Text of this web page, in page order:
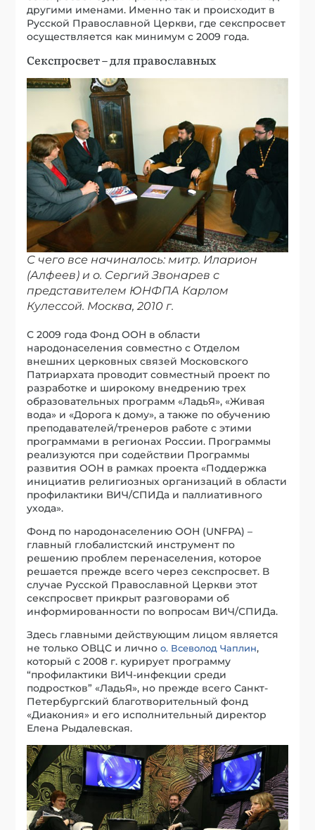
другими именами. Именно так и происходит в
Русской Православной Церкви, где секспросвет
осуществляется как минимум с 2009 года.
Секспросвет – для православных
С чего все начиналось: митр. Иларион
(Алфеев) и о. Сергий Звонарев с
представителем ЮНФПА Карлом
Кулессой. Москва, 2010 г.
С 2009 года Фонд ООН в области
народонаселения совместно с Отделом
внешних церковных связей Московского
Патриархата проводит совместный проект по
разработке и широкому внедрению трех
образовательных программ «ЛадьЯ», «Живая
вода» и «Дорога к дому», а также по обучению
преподавателей/тренеров работе с этими
программами в регионах России. Программы
реализуются при содействии Программы
развития ООН в рамках проекта «Поддержка
инициатив религиозных организаций в области
профилактики ВИЧ/СПИДа и паллиативного
ухода».
Фонд по народонаселению ООН (UNFPA) –
главный глобалистский инструмент по
решению проблем перенаселения, которое
решается прежде всего через секспросвет. В
случае Русской Православной Церкви этот
секспросвет прикрыт разговорами об
информированности по вопросам ВИЧ/СПИДа.
Здесь главными действующим лицом является
не только ОВЦС и личноо. Всеволод Чаплин,
который с 2008 г. курирует программу
“профилактики ВИЧ-инфекции среди
подростков” «ЛадьЯ», но прежде всего Санкт-
Петербургский благотворительный фонд
«Диакония» и его исполнительный директор
Елена Рыдалевская.